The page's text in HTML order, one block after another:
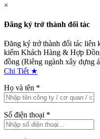
×
Đăng ký trở thành đối tác
Đăng ký trở thành đối tác liên
kiếm Khách Hàng & Hợp
đồng (Riêng ngành xây dựng
Chi Tiết ★
Họ và tên *
Số điện thoại *